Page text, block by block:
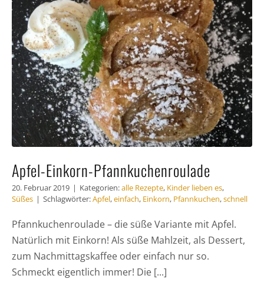
Apfel-Einkorn-Pfannkuchenroulade
20. Februar 2019 | Kategorien:alle Rezepte, Kinder lieben es,
Süßes | Schlagwörter:Apfel,einfach, Einkorn, Pfannkuchen,schnell
Pfannkuchenroulade – die süße Variante mit Apfel.
Natürlich mit Einkorn! Als süße Mahlzeit, als Dessert,
zum Nachmittagskaffee oder einfach nur so.
Schmeckt eigentlich immer! Die [...]